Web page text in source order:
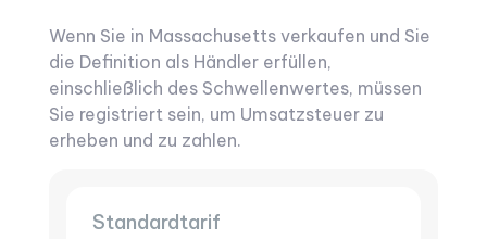
Wenn Sie in Massachusetts verkaufen und Sie
die Definition als Händler erfüllen,
einschließlich des Schwellenwertes, müssen
Sie registriert sein, um Umsatzsteuer zu
erheben und zu zahlen.
Standardtarif